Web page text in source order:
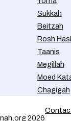
Sukkah
Beitzah
Rosh
Taanis
Megillah
Moed
Chagigah
2026